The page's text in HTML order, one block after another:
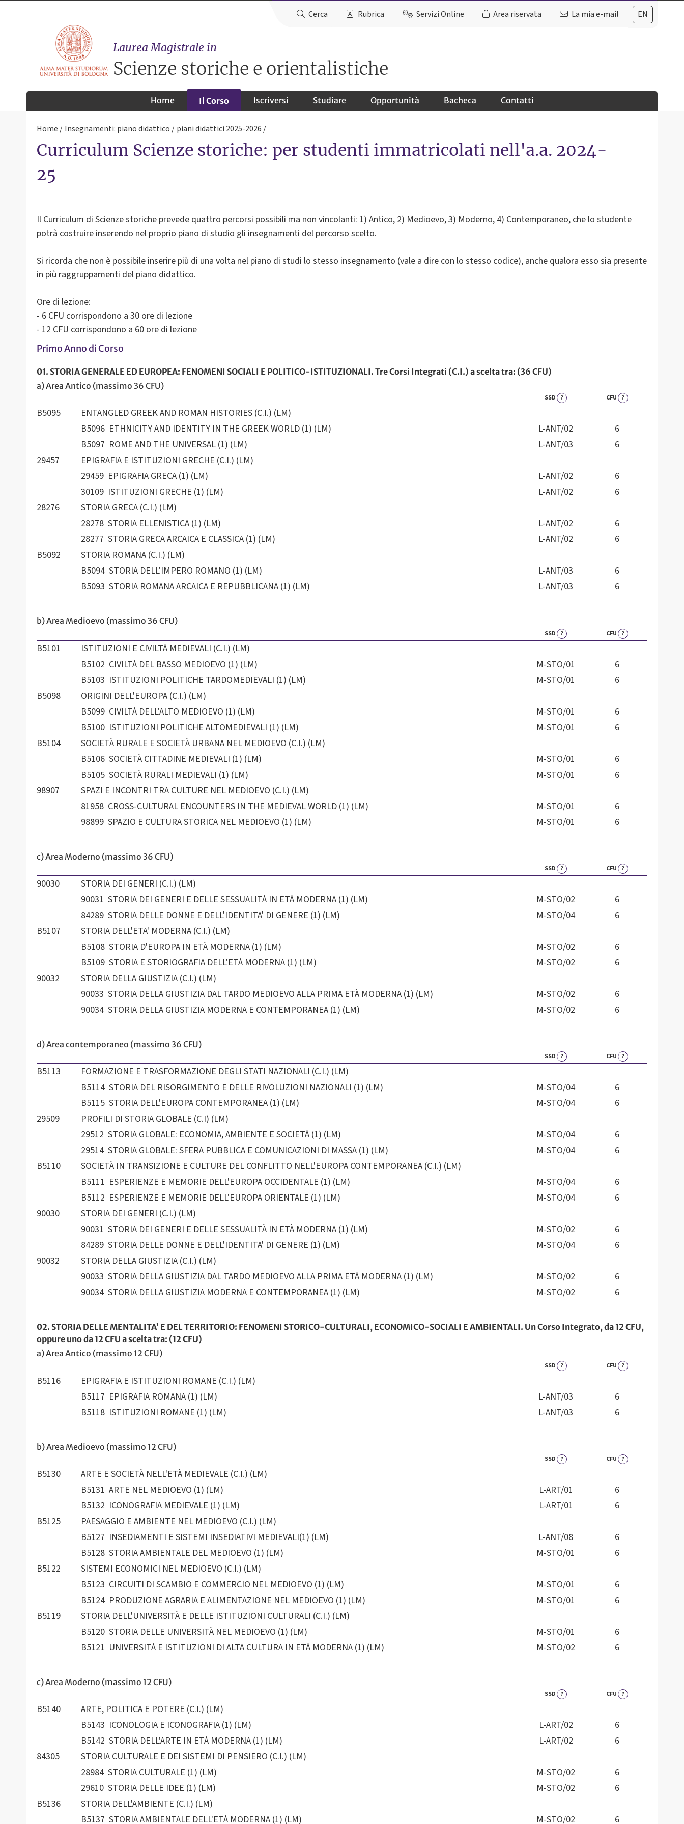
EN
Cerca Rubrica Servizi Online Area riservata La mia e-mail
Laurea Magistrale in
Scienze storiche e orientalistiche
Home Il Corso Iscriversi Studiare Opportunità Bacheca Contatti
Home Insegnamenti: piano didattico piani didattici 2025-2026
Curriculum Scienze storiche: per studenti immatricolati nell'a.a. 2024-
25
Il Curriculum di Scienze storiche prevede quattro percorsi possibili ma non vincolanti: 1) Antico, 2) Medioevo, 3) Moderno, 4) Contemporaneo, che lo studente
potrà costruire inserendo nel proprio piano di studio gli insegnamenti del percorso scelto.
Si ricorda che non è possibile inserire più di una volta nel piano di studi lo stesso insegnamento (vale a dire con lo stesso codice), anche qualora esso sia presente
in più raggruppamenti del piano didattico.
Ore di lezione:
- 6 CFU corrispondono a 30 ore di lezione
- 12 CFU corrispondono a 60 ore di lezione
Primo Anno di Corso
01. STORIA GENERALE ED EUROPEA: FENOMENI SOCIALI E POLITICO-ISTITUZIONALI. Tre Corsi Integrati (C.I.) a scelta tra: (36 CFU)
a) Area Antico (massimo 36 CFU)
SSD ? CFU ?
B5095
ENTANGLED GREEK AND ROMAN HISTORIES (C.I.) (LM)
B5096 ETHNICITY AND IDENTITY IN THE GREEK WORLD (1) (LM)
L-ANT/02
6
B5097 ROME AND THE UNIVERSAL (1) (LM)
L-ANT/03
6
29457
EPIGRAFIA E ISTITUZIONI GRECHE (C.I.) (LM)
29459 EPIGRAFIA GRECA (1) (LM)
L-ANT/02
6
30109 ISTITUZIONI GRECHE (1) (LM)
L-ANT/02
6
28276
STORIA GRECA (C.I.) (LM)
28278 STORIA ELLENISTICA (1) (LM)
L-ANT/02
6
28277 STORIA GRECA ARCAICA E CLASSICA (1) (LM)
L-ANT/02
6
B5092
STORIA ROMANA (C.I.) (LM)
B5094 STORIA DELL'IMPERO ROMANO (1) (LM)
L-ANT/03
6
B5093 STORIA ROMANA ARCAICA E REPUBBLICANA (1) (LM)
L-ANT/03 6
b) Area Medioevo (massimo 36 CFU)
SSD ? CFU ?
B5101
ISTITUZIONI E CIVILTÀ MEDIEVALI (C.I.) (LM)
B5102 CIVILTÀ DEL BASSO MEDIOEVO (1) (LM)
M-STO/01
6
B5103 ISTITUZIONI POLITICHE TARDOMEDIEVALI (1) (LM)
M-STO/01
6
B5098
ORIGINI DELL'EUROPA (C.I.) (LM)
B5099 CIVILTÀ DELL'ALTO MEDIOEVO (1) (LM)
M-STO/01
6
B5100 ISTITUZIONI POLITICHE ALTOMEDIEVALI (1) (LM)
M-STO/01
6
B5104
SOCIETÀ RURALE E SOCIETÀ URBANA NEL MEDIOEVO (C.I.) (LM)
B5106 SOCIETÀ CITTADINE MEDIEVALI (1) (LM)
M-STO/01
6
B5105 SOCIETÀ RURALI MEDIEVALI (1) (LM)
M-STO/01
6
98907
SPAZI E INCONTRI TRA CULTURE NEL MEDIOEVO (C.I.) (LM)
81958 CROSS-CULTURAL ENCOUNTERS IN THE MEDIEVAL WORLD (1) (LM)
M-STO/01
6
98899 SPAZIO E CULTURA STORICA NEL MEDIOEVO (1) (LM)
M-STO/01 6
c) Area Moderno (massimo 36 CFU)
SSD ? CFU ?
90030
STORIA DEI GENERI (C.I.) (LM)
90031 STORIA DEI GENERI E DELLE SESSUALITÀ IN ETÀ MODERNA (1) (LM)
M-STO/02
6
84289 STORIA DELLE DONNE E DELL'IDENTITA' DI GENERE (1) (LM)
M-STO/04
6
B5107
STORIA DELL'ETA' MODERNA (C.I.) (LM)
B5108 STORIA D'EUROPA IN ETÀ MODERNA (1) (LM)
M-STO/02
6
B5109 STORIA E STORIOGRAFIA DELL'ETÀ MODERNA (1) (LM)
M-STO/02
6
90032
STORIA DELLA GIUSTIZIA (C.I.) (LM)
90033 STORIA DELLA GIUSTIZIA DAL TARDO MEDIOEVO ALLA PRIMA ETÀ MODERNA (1) (LM)
M-STO/02
6
90034 STORIA DELLA GIUSTIZIA MODERNA E CONTEMPORANEA (1) (LM)
M-STO/02 6
d) Area contemporaneo (massimo 36 CFU)
SSD ? CFU ?
B5113
FORMAZIONE E TRASFORMAZIONE DEGLI STATI NAZIONALI (C.I.) (LM)
B5114 STORIA DEL RISORGIMENTO E DELLE RIVOLUZIONI NAZIONALI (1) (LM)
M-STO/04
6
B5115 STORIA DELL'EUROPA CONTEMPORANEA (1) (LM)
M-STO/04
6
29509
PROFILI DI STORIA GLOBALE (C.I) (LM)
29512 STORIA GLOBALE: ECONOMIA, AMBIENTE E SOCIETÀ (1) (LM)
M-STO/04
6
29514 STORIA GLOBALE: SFERA PUBBLICA E COMUNICAZIONI DI MASSA (1) (LM)
M-STO/04
6
B5110
SOCIETÀ IN TRANSIZIONE E CULTURE DEL CONFLITTO NELL'EUROPA CONTEMPORANEA (C.I.) (LM)
B5111 ESPERIENZE E MEMORIE DELL'EUROPA OCCIDENTALE (1) (LM)
M-STO/04
6
B5112 ESPERIENZE E MEMORIE DELL'EUROPA ORIENTALE (1) (LM)
M-STO/04
6
90030
STORIA DEI GENERI (C.I.) (LM)
90031 STORIA DEI GENERI E DELLE SESSUALITÀ IN ETÀ MODERNA (1) (LM)
M-STO/02
6
84289 STORIA DELLE DONNE E DELL'IDENTITA' DI GENERE (1) (LM)
M-STO/04
6
90032
STORIA DELLA GIUSTIZIA (C.I.) (LM)
90033 STORIA DELLA GIUSTIZIA DAL TARDO MEDIOEVO ALLA PRIMA ETÀ MODERNA (1) (LM)
M-STO/02
6
90034 STORIA DELLA GIUSTIZIA MODERNA E CONTEMPORANEA (1) (LM)
M-STO/02 6
02. STORIA DELLE MENTALITA’ E DEL TERRITORIO: FENOMENI STORICO-CULTURALI, ECONOMICO-SOCIALI E AMBIENTALI. Un Corso Integrato, da 12 CFU,
oppure uno da 12 CFU a scelta tra: (12 CFU)
a) Area Antico (massimo 12 CFU)
SSD ? CFU ?
B5116
EPIGRAFIA E ISTITUZIONI ROMANE (C.I.) (LM)
B5117 EPIGRAFIA ROMANA (1) (LM)
L-ANT/03
6
B5118 ISTITUZIONI ROMANE (1) (LM)
L-ANT/03 6
b) Area Medioevo (massimo 12 CFU)
SSD ? CFU ?
B5130
ARTE E SOCIETÀ NELL'ETÀ MEDIEVALE (C.I.) (LM)
B5131 ARTE NEL MEDIOEVO (1) (LM)
L-ART/01
6
B5132 ICONOGRAFIA MEDIEVALE (1) (LM)
L-ART/01
6
B5125
PAESAGGIO E AMBIENTE NEL MEDIOEVO (C.I.) (LM)
B5127 INSEDIAMENTI E SISTEMI INSEDIATIVI MEDIEVALI(1) (LM)
L-ANT/08
6
B5128 STORIA AMBIENTALE DEL MEDIOEVO (1) (LM)
M-STO/01
6
B5122
SISTEMI ECONOMICI NEL MEDIOEVO (C.I.) (LM)
B5123 CIRCUITI DI SCAMBIO E COMMERCIO NEL MEDIOEVO (1) (LM)
M-STO/01
6
B5124 PRODUZIONE AGRARIA E ALIMENTAZIONE NEL MEDIOEVO (1) (LM)
M-STO/01
6
B5119
STORIA DELL'UNIVERSITÀ E DELLE ISTITUZIONI CULTURALI (C.I.) (LM)
B5120 STORIA DELLE UNIVERSITÀ NEL MEDIOEVO (1) (LM)
M-STO/01
6
B5121 UNIVERSITÀ E ISTITUZIONI DI ALTA CULTURA IN ETÀ MODERNA (1) (LM)
M-STO/02 6
c) Area Moderno (massimo 12 CFU)
SSD ? CFU ?
B5140
ARTE, POLITICA E POTERE (C.I.) (LM)
B5143 ICONOLOGIA E ICONOGRAFIA (1) (LM)
L-ART/02
6
B5142 STORIA DELL'ARTE IN ETÀ MODERNA (1) (LM)
L-ART/02
6
84305
STORIA CULTURALE E DEI SISTEMI DI PENSIERO (C.I.) (LM)
28984 STORIA CULTURALE (1) (LM)
M-STO/02
6
29610 STORIA DELLE IDEE (1) (LM)
M-STO/02
6
B5136
STORIA DELL'AMBIENTE (C.I.) (LM)
B5137 STORIA AMBIENTALE DELL'ETÀ MODERNA (1) (LM)
M-STO/02 6